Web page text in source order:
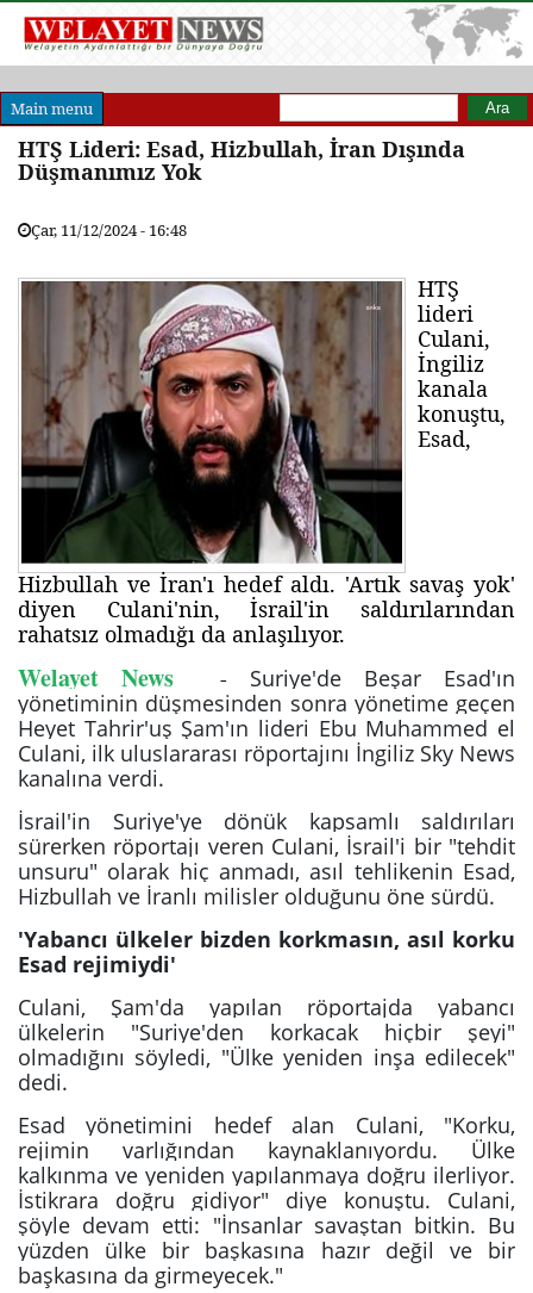
Main menu Arama formu
Ara
HTŞ Lideri: Esad, Hizbullah, İran Dışında
Düşmanımız Yok
Çar, 11/12/2024 - 16:48
HTŞ
lideri
Culani,
İngiliz
kanala
konuştu,
Esad,
Hizbullah ve İran'ı hedef aldı. 'Artık savaş yok'
diyen Culani'nin, İsrail'in saldırılarından
rahatsız olmadığı da anlaşılıyor.
Welayet News - Suriye'de Beşar Esad'ın
yönetiminin düşmesinden sonra yönetime geçen
Heyet Tahrir'uş Şam'ın lideri Ebu Muhammed el
Culani, ilk uluslararası röportajını İngiliz Sky News
kanalına verdi.
İsrail'in Suriye'ye dönük kapsamlı saldırıları
sürerken röportajı veren Culani, İsrail'i bir "tehdit
unsuru" olarak hiç anmadı, asıl tehlikenin Esad,
Hizbullah ve İranlı milisler olduğunu öne sürdü.
'Yabancı ülkeler bizden korkmasın, asıl korku
Esad rejimiydi'
Culani, Şam'da yapılan röportajda yabancı
ülkelerin "Suriye'den korkacak hiçbir şeyi"
olmadığını söyledi, "Ülke yeniden inşa edilecek"
dedi.
Esad yönetimini hedef alan Culani, "Korku,
rejimin varlığından kaynaklanıyordu. Ülke
kalkınma ve yeniden yapılanmaya doğru ilerliyor.
İstikrara doğru gidiyor" diye konuştu. Culani,
şöyle devam etti: "İnsanlar savaştan bitkin. Bu
yüzden ülke bir başkasına hazır değil ve bir
başkasına da girmeyecek."